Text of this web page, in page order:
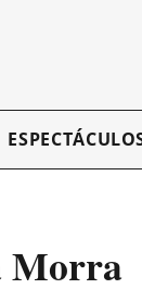
Morra